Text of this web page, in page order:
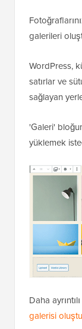
galerileri
WordPress,
satırlar ve
sağlayan
'Galeri'
yüklemek
Daha
galerisi